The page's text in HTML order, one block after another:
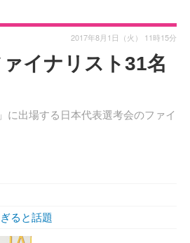
イナリスト31名
に出場する日本代表選考会のファイ
2017年8月1日（火） 11時15分
ると話題